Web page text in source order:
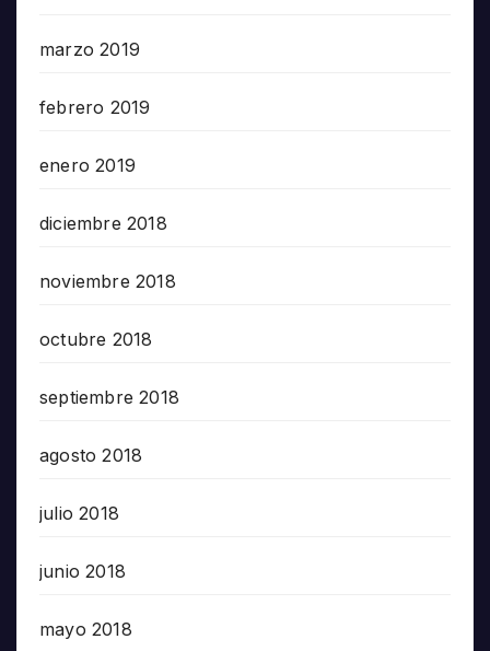
marzo 2019
febrero 2019
enero 2019
diciembre 2018
noviembre 2018
octubre 2018
septiembre 2018
agosto 2018
julio 2018
junio 2018
mayo 2018